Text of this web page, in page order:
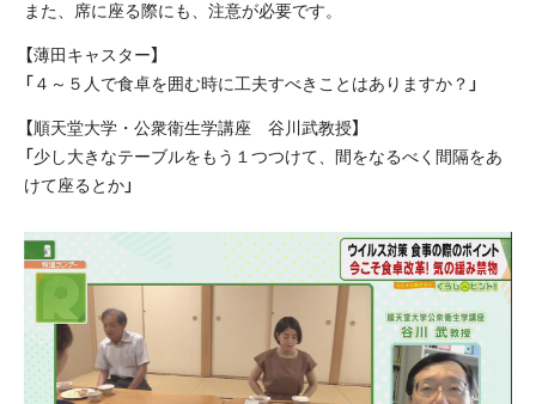
また、席に座る際にも、注意が必要です。
【薄田キャスター】
「４～５人で食卓を囲む時に工夫すべきことはありますか？」
【順天堂大学・公衆衛生学講座 谷川武教授】
「少し大きなテーブルをもう１つつけて、間をなるべく間隔をあ
けて座るとか」